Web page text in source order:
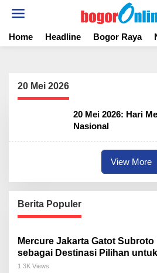
t
Home Headline Bogor Raya
20 Mei 2026
20 Mei 2026: Hari
Nasional
View More
Berita Populer
Mercure Jakarta Gatot
sebagai Destinasi Pilihan
Meeting, dan Kuliner di Jakarta
1.3K Views